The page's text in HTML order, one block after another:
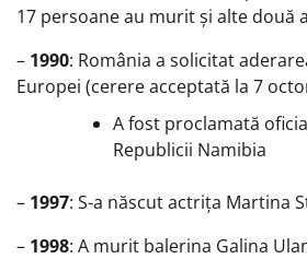
17 persoane au murit și alte două
– 1990: România a solicitat
Europei (cerere acceptată la 7
A fost proclamată
Republicii Namibia
– 1997: S-a născut actrița Martina
– 1998: A murit balerina Galina